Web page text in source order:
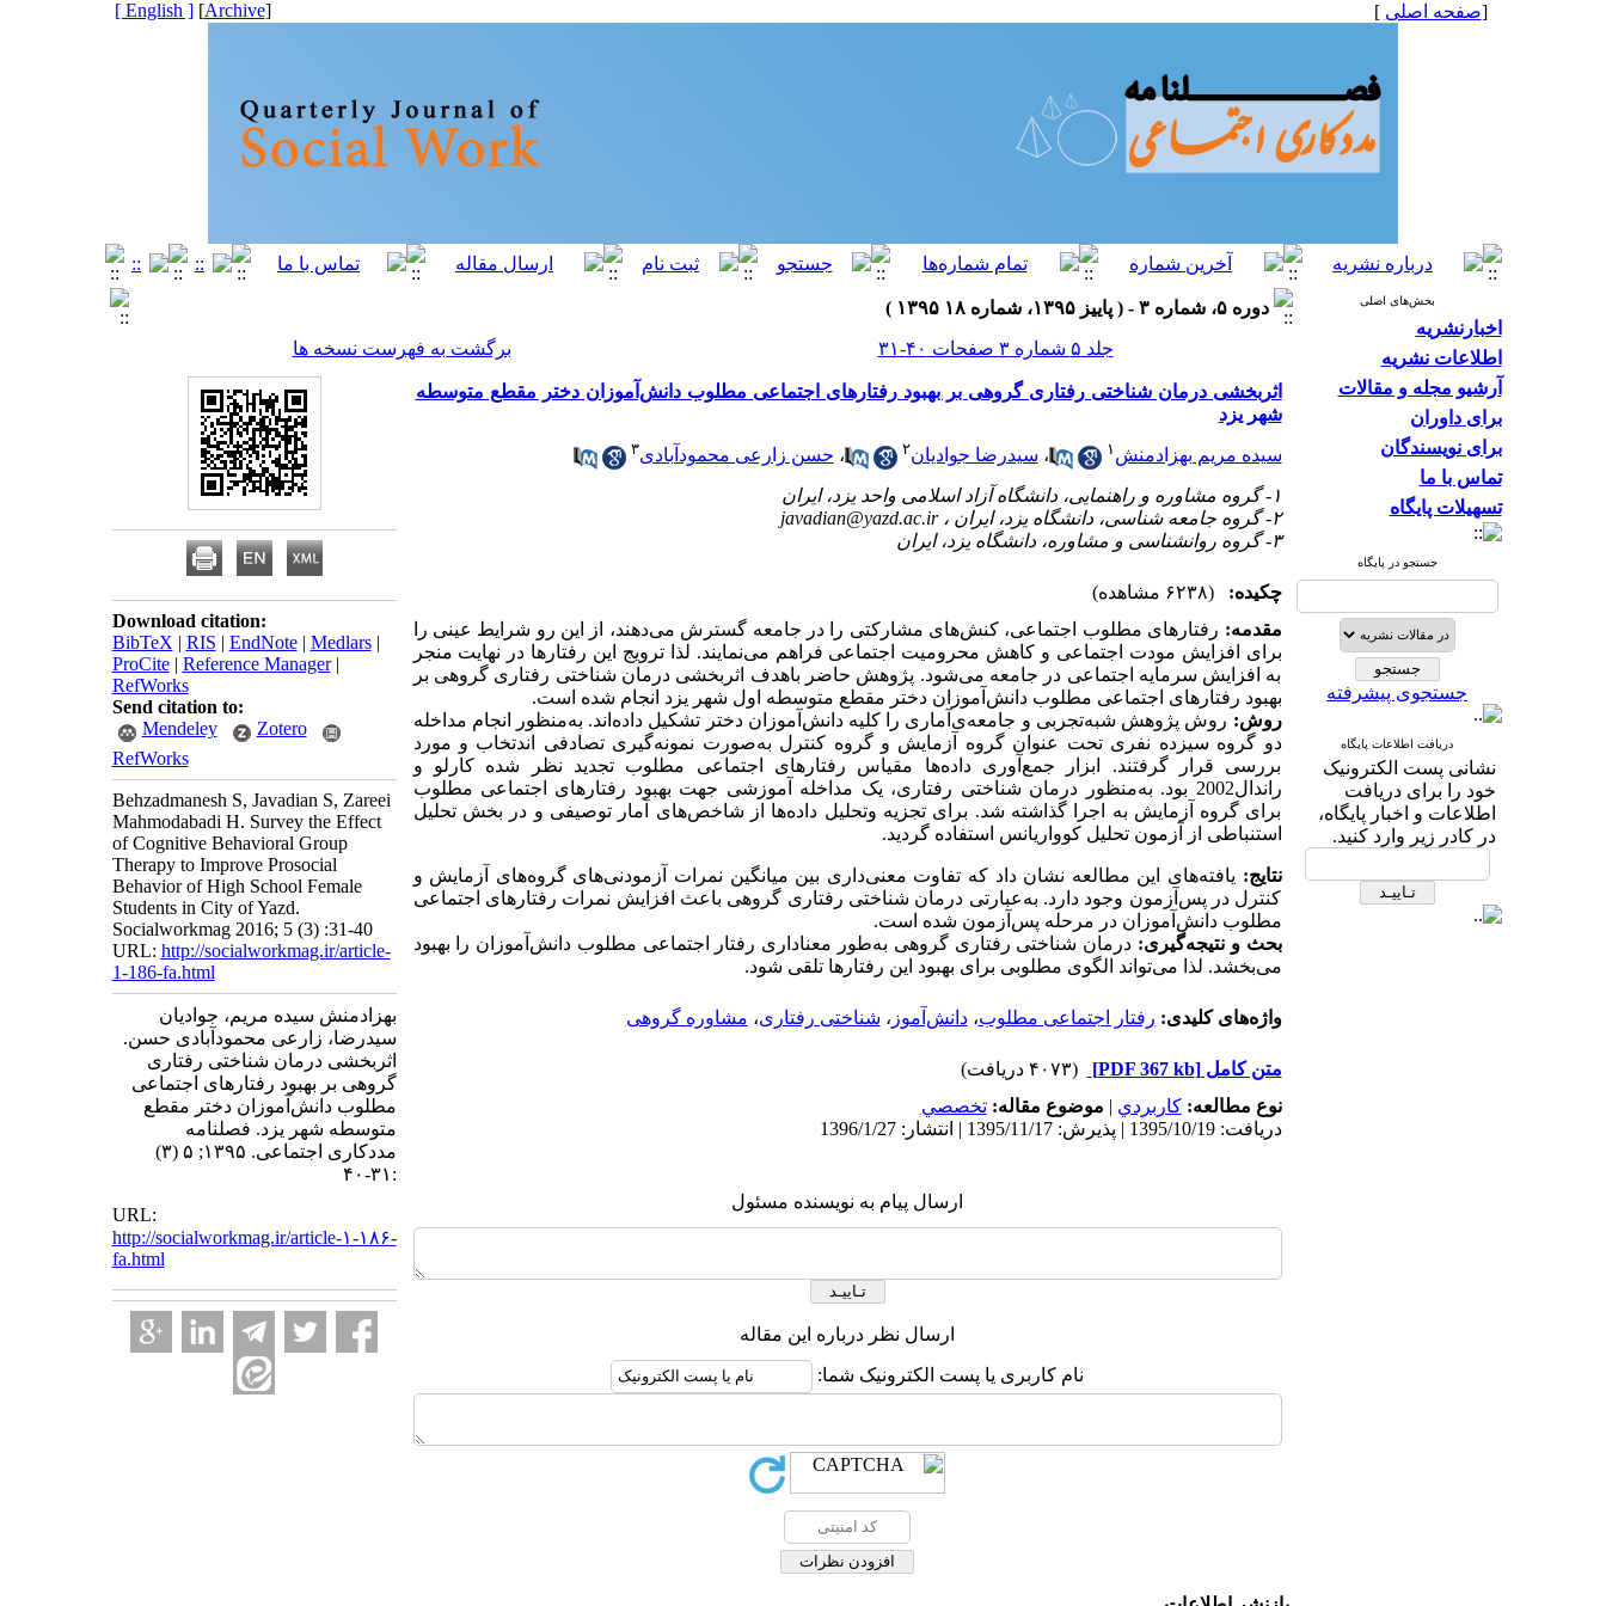
[صفحه اصلی ]
[
Archive
]
[ English ]
بخش‌های اصلی
اخبارنشریه
اطلاعات نشریه
آرشیو مجله و مقالات
برای داوران
برای نویسندگان
تماس با ما
تسهیلات پایگاه
جستجو در پایگاه
جستجوی پیشرفته
دریافت اطلاعات پایگاه
نشانی پست الکترونیک
خود را برای دریافت
اطلاعات و اخبار پایگاه،
در کادر زیر وارد کنید.
دوره ۵، شماره ۳ - ( پاییز ۱۳۹۵، شماره ۱۸ ۱۳۹۵ )
جلد ۵ شماره ۳ صفحات ۴۰-۳۱
برگشت به فهرست نسخه ها
اثربخشی درمان شناختی رفتاری گروهی بر بهبود رفتارهای اجتماعی مطلوب دانش‌آموزان دختر مقطع متوسطه
شهر یزد
سیده مریم بهزادمنش ۱ ، سیدرضا جوادیان۲ ، حسن زارعی محمودآبادی۳
۱- گروه مشاوره و راهنمایی، دانشگاه آزاد اسلامی واحد یزد، ایران
۲- گروه جامعه شناسی، دانشگاه یزد، ایران ،
javadian@yazd.ac.ir
۳- گروه روانشناسی و مشاوره، دانشگاه یزد، ایران
چکیده:
(۶۲۳۸ مشاهده)
مقدمه: رفتارهای مطلوب اجتماعی، کنش‌های مشارکتی را در جامعه گسترش می‌دهند، از این رو شرایط عینی را
برای افزایش مودت اجتماعی و کاهش محرومیت اجتماعی فراهم می‌نمایند. لذا ترویج این رفتارها در نهایت منجر
به افزایش سرمایه اجتماعی در جامعه می‌شود. پژوهش حاضر باهدف اثربخشی درمان شناختی رفتاری گروهی بر
بهبود رفتارهای اجتماعی مطلوب دانش‌آموزان دختر مقطع متوسطه اول شهر یزد انجام ‌شده است.
روش: روش پژوهش شبه‌تجربی و جامعه‌ی‌آماری را کلیه دانش‌آموزان دختر تشکیل داده‌اند. به‌منظور انجام مداخله
دو گروه سیزده نفری تحت عنوان گروه آزمایش و گروه کنترل به‌صورت نمونه‌گیری تصادفی اندتخاب ‌و مورد
بررسی قرار گرفتند. ابزار جمع‌آوری داده‌ها مقیاس رفتارهای اجتماعی مطلوب تجدید نظر شده کارلو و
راندال2002 بود. به‌منظور درمان شناختی رفتاری، یک مداخله آموزشی جهت بهبود رفتارهای اجتماعی مطلوب
برای گروه آزمایش به اجرا گذاشته شد. برای تجزیه ‌وتحلیل داده‌ها از شاخص‌های آمار توصیفی و در بخش تحلیل
استنباطی از آزمون تحلیل کوواریانس استفاده گردید.
نتایج: یافته‌های این مطالعه نشان داد که تفاوت معنی‌داری بین میانگین نمرات آزمودنی‌های گروه‌های آزمایش و
کنترل در پس‌آزمون وجود دارد. به‌عبارتی درمان شناختی رفتاری گروهی باعث افزایش نمرات رفتارهای اجتماعی
مطلوب دانش‌آموزان در مرحله پس‌آزمون شده است.
بحث و نتیجه‌گیری: درمان شناختی رفتاری گروهی به‌طور معناداری رفتار اجتماعی مطلوب دانش‌آموزان را بهبود
می‌بخشد. لذا می‌تواند الگوی مطلوبی برای بهبود این رفتارها تلقی شود.
واژه‌های کلیدی: رفتار اجتماعی مطلوب،دانش‌آموز ، شناختی رفتاری، مشاوره گروهی
متن کامل[PDF 367 kb]
(۴۰۷۳ دریافت)
نوع مطالعه:كاربردي | موضوع مقاله:تخصصي
دریافت: 1395/10/19 | پذیرش: 1395/11/17 | انتشار: 1396/1/27
ارسال پیام به نویسنده مسئول
ارسال نظر درباره این مقاله
نام کاربری یا پست الکترونیک شما:
Download citation:
BibTeX | RIS | EndNote| Medlars|
ProCite| Reference Manager|
RefWorks
Send citation to:
Mendeley
Zotero
RefWorks
Behzadmanesh S, Javadian S, Zareei
Mahmodabadi H. Survey the Effect
of Cognitive Behavioral Group
Therapy to Improve Prosocial
Behavior of High School Female
Students in City of Yazd.
Socialworkmag 2016; 5 (3) :31-40
URL: http://socialworkmag.ir/article-
1-186-fa.html
بهزادمنش سیده مریم، جوادیان
سیدرضا، زارعی محمودآبادی حسن.
اثربخشی درمان شناختی رفتاری
گروهی بر بهبود رفتارهای اجتماعی
مطلوب دانش‌آموزان دختر مقطع
متوسطه شهر یزد. فصلنامه
مددکاری اجتماعی. ۱۳۹۵; ۵ (۳)
:۳۱-۴۰
URL:
http://socialworkmag.ir/article-۱-۱۸۶-
fa.html